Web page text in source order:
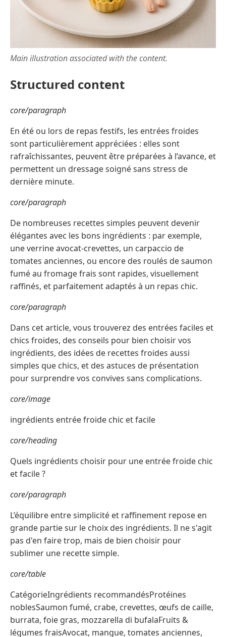
Main illustration associated with the content.
Structured content
core/paragraph
En été ou lors de repas festifs, les entrées froides
sont particulièrement appréciées : elles sont
rafraîchissantes, peuvent être préparées à l’avance, et
permettent un dressage soigné sans stress de
dernière minute.
core/paragraph
De nombreuses recettes simples peuvent devenir
élégantes avec les bons ingrédients : par exemple,
une verrine avocat-crevettes, un carpaccio de
tomates anciennes, ou encore des roulés de saumon
fumé au fromage frais sont rapides, visuellement
raffinés, et parfaitement adaptés à un repas chic.
core/paragraph
Dans cet article, vous trouverez des entrées faciles et
chics froides, des conseils pour bien choisir vos
ingrédients, des idées de recettes froides aussi
simples que chics, et des astuces de présentation
pour surprendre vos convives sans complications.
core/image
ingrédients entrée froide chic et facile
core/heading
Quels ingrédients choisir pour une entrée froide chic
et facile ?
core/paragraph
L’équilibre entre simplicité et raffinement repose en
grande partie sur le choix des ingrédients. Il ne s'agit
pas d'en faire trop, mais de bien choisir pour
sublimer une recette simple.
core/table
CatégorieIngrédients recommandésProtéines
noblesSaumon fumé, crabe, crevettes, œufs de caille,
burrata, foie gras, mozzarella di bufalaFruits &
légumes fraisAvocat, mangue, tomates anciennes,